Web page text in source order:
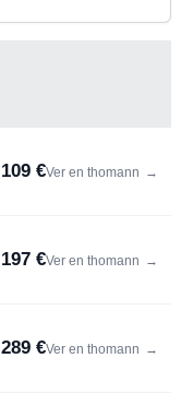
109 €Ver en thomann →
197 €Ver en thomann →
289 €Ver en thomann →